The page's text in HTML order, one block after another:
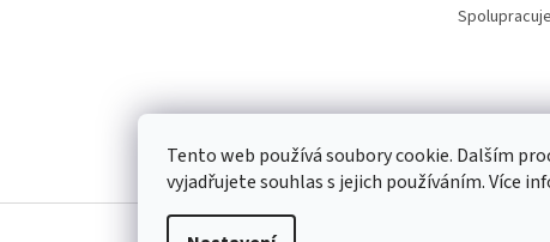
Tento web používá soubory cookie. Dalším
vyjadřujete souhlas s jejich používáním. Více